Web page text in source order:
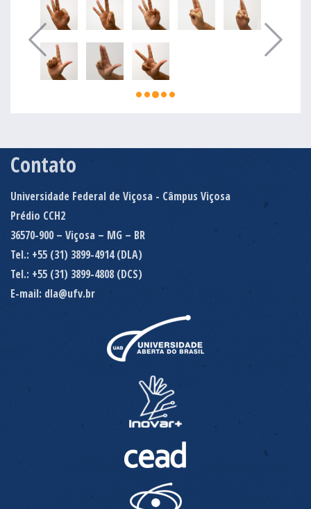
Contato
Universidade Federal de Viçosa - Câmpus Viçosa
Prédio CCH2
36570-900 – Viçosa – MG – BR
Tel.: +55 (31) 3899-4914 (DLA)
Tel.: +55 (31) 3899-4808 (DCS)
E-mail: dla@ufv.br